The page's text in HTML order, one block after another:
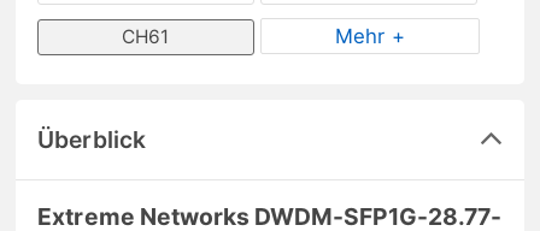
CH61 Mehr +
Überblick
Extreme Networks DWDM-SFP1G-28.77-